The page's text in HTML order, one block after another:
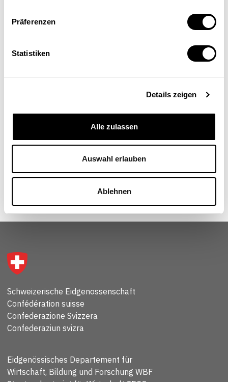
Präferenzen
Statistiken
Details zeigen
Alle zulassen
Auswahl erlauben
Ablehnen
Geschäftsführer Swisscontact, Zürich
Schweizerische Eidgenossenschaft
Confédération suisse
Confederazione Svizzera
Confederaziun svizra
Eidgenössisches Departement für
Wirtschaft, Bildung und Forschung WBF